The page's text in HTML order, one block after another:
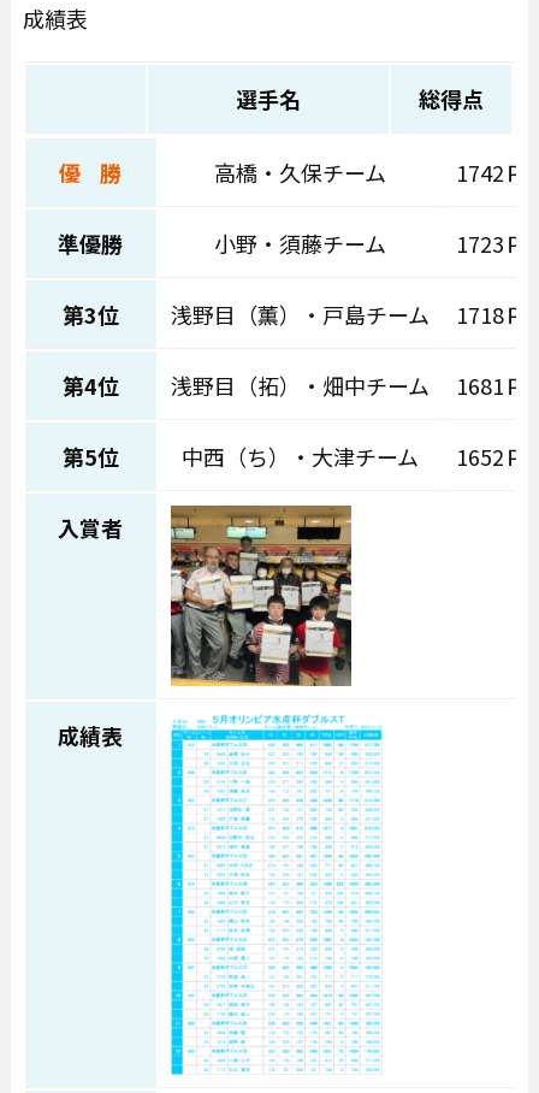
成績表
選手名 総得点
優 勝 高橋・久保チーム 1742Ｐ
準優勝 小野・須藤チーム 1723Ｐ
第3位 浅野目（薫）・戸島チーム 1718Ｐ
第4位 浅野目（拓）・畑中チーム 1681Ｐ
第5位 中西（ち）・大津チーム 1652Ｐ
入賞者
成績表